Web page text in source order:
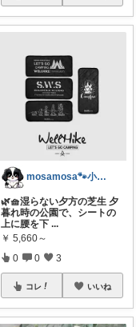
mosamosa🐾小さめバッグの日々✨
🌿🧺湿らない夕方の芝生 夕
暮れ時の公園で、シートの
上に腰を下 ...
￥ 5,660～
0 0 3
コレ いいね